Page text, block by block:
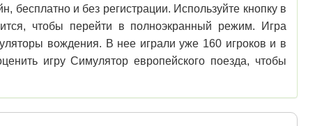
бесплатно и без регистрации. Используйте кнопку в
чтобы перейти в полноэкранный режим. Игра
вождения. В нее играли уже 160 игроков и в
игру Симулятор европейского поезда, чтобы